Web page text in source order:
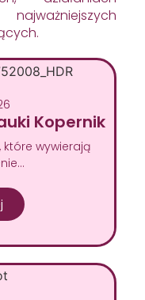
Kopernik
które wywierają